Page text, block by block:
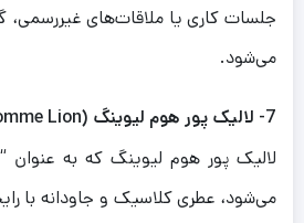
جلسات کاری یا ملاقات‌های غیررسمی،
می‌شود.
7- لالیک پور هوم لیوینگ (Lalique Pour Homme Lion)
لالیک پور هوم لیوینگ که به عنوان
می‌شود، عطری کلاسیک و جاودانه با